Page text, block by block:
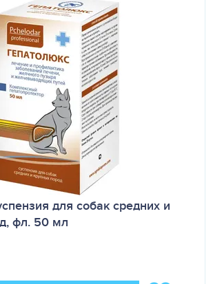
для собак средних и
фл. 50 мл